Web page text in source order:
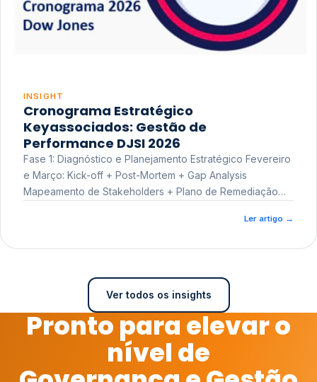
INSIGHT
Cronograma Estratégico
Keyassociados: Gestão de
Performance DJSI 2026
Fase 1: Diagnóstico e Planejamento Estratégico Fevereiro
e Março: Kick-off + Post-Mortem + Gap Analysis
Mapeamento de Stakeholders + Plano de Remediação
Ler artigo →
Ver todos os insights
Pronto para elevar o
nível de